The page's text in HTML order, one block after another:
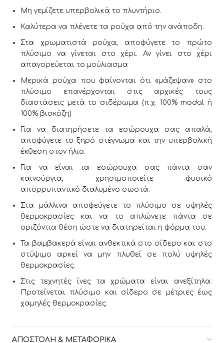
Μη γεμίζετε υπερβολικά το πλυντήριο.
Καλύτερα να πλένετε τα ρούχα από την ανάποδη.
Στα χρωματιστά ρούχα, αποφύγετε το πρώτο
πλύσιμο να γίνεται στο χέρι. Αν γίνει στο χέρι
απαγορεύεται το μούλιασμα
Μερικά ρούχα που φαίνονται ότι «μάζεψαν» στο
πλύσιμο επανέρχονται στις αρχικές τους
διαστάσεις μετά το σιδέρωμα (π.χ. 100% modal ή
100% βισκόζη)
Για να διατηρήσετε τα εσώρουχα σας απαλά,
αποφύγετε το ξηρό στέγνωμα και την υπερβολική
έκθεση στον ήλιο.
Για να είναι τα εσώρουχα σας πάντα σαν
καινούργια, χρησιμοποιείτε φυσικό
απορρυπαντικό διαλυμένο σωστά.
Στα μάλλινα αποφεύγετε το πλύσιμο σε υψηλές
θερμοκρασίες και να το απλώνετε πάντα σε
οριζόντια θέση ώστε να διατηρείται η φόρμα του.
Τα βαμβακερά είναι ανθεκτικά στο σίδερο και στο
στύψιμο αρκεί να μην πλυθεί σε πολύ υψηλές
θερμοκρασίες.
Στις τεχνητές ίνες τα χρώματα είναι ανεξίτηλα.
Προτείνεται πλύσιμο και σίδερο σε μέτριες έως
χαμηλές θερμοκρασίες.
ΑΠΟΣΤΟΛΉ & ΜΕΤΑΦΟΡΙΚΆ